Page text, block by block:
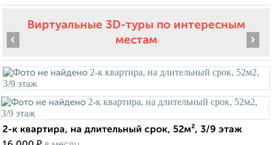
Виртуальные 3D-туры по интересным
местам
‹ ›
2-к квартира, на длительный срок, 52м², 3/9 этаж